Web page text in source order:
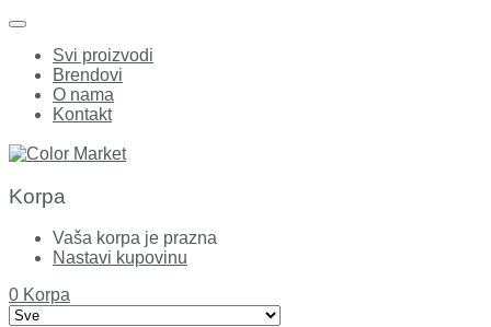
Svi proizvodi
Brendovi
O nama
Kontakt
Korpa
Vaša korpa je prazna
Nastavi kupovinu
0 Korpa